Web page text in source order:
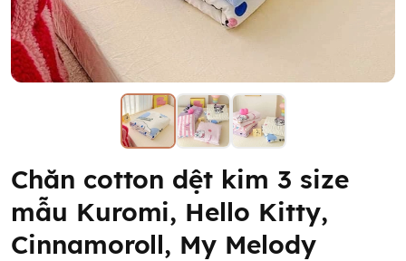
Chăn cotton dệt kim 3 size
mẫu Kuromi, Hello Kitty,
Cinnamoroll, My Melody